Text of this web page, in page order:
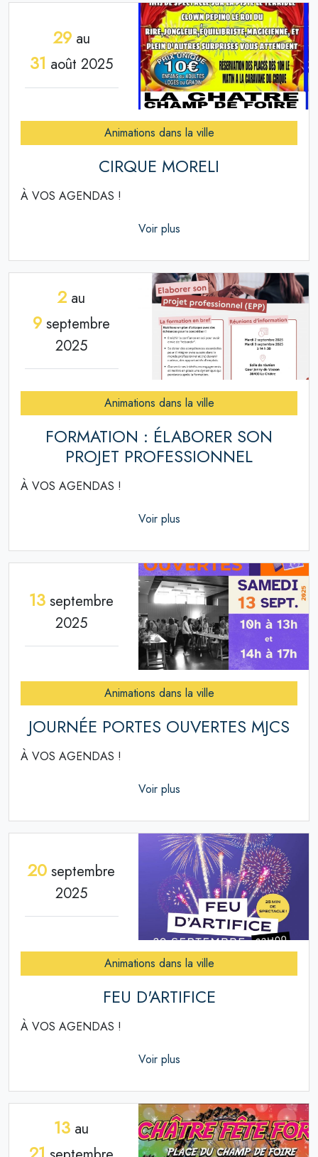
29au
31 août 2025
Animations dans la ville
CIRQUE MORELI
À VOS AGENDAS !
Voir plus
2 au
9 septembre
2025
Animations dans la ville
FORMATION : ÉLABORER SON
PROJET PROFESSIONNEL
À VOS AGENDAS !
Voir plus
13 septembre
2025
Animations dans la ville
JOURNÉE PORTES OUVERTES MJCS
À VOS AGENDAS !
Voir plus
20 septembre
2025
Animations dans la ville
FEU D'ARTIFICE
À VOS AGENDAS !
Voir plus
13 au